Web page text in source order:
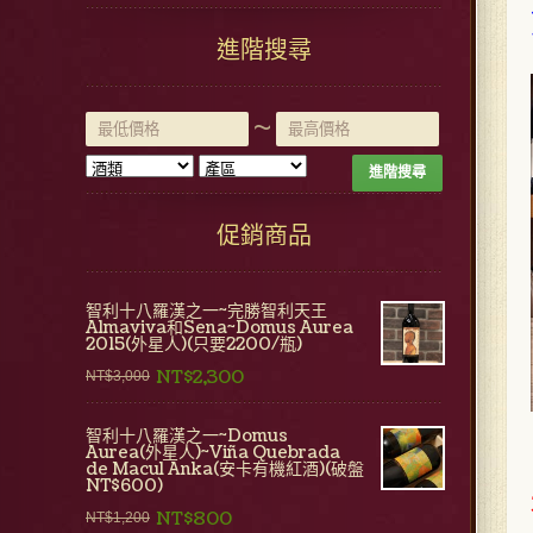
進階搜尋
~
進階搜尋
促銷商品
智利十八羅漢之一~完勝智利天王
Almaviva和Sena~Domus Aurea
2015(外星人)(只要2200/瓶)
NT$3,000 NT$2,300
智利十八羅漢之一~Domus
Aurea(外星人)~Viña Quebrada
de Macul Anka(安卡有機紅酒)(破盤
NT$600)
NT$1,200 NT$800